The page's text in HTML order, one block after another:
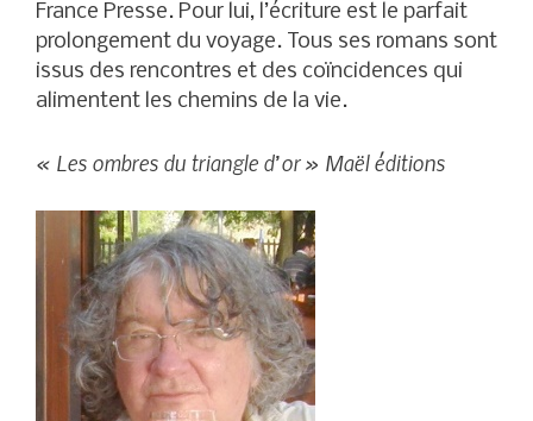
France Presse. Pour lui, l’écriture est le parfait
prolongement du voyage. Tous ses romans sont
issus des rencontres et des coïncidences qui
alimentent les chemins de la vie.
« Les ombres du triangle d’or » Maël éditions